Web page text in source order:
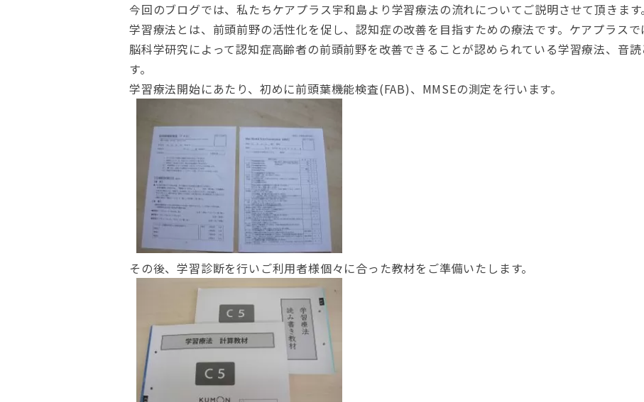
今回のブログでは、私たちケアプラス宇和島より学習療法の流れについてご説明させて頂きます。
学習療法とは、前頭前野の活性化を促し、認知症の改善を目指すための療法です。ケアプラスで
脳科学研究によって認知症高齢者の前頭前野を改善できることが認められている学習療法、音
す。
学習療法開始にあたり、初めに前頭葉機能検査(FAB)、 MMSEの測定を行います。
その後、学習診断を行いご利用者様個々に合った教材をご準備いたします。